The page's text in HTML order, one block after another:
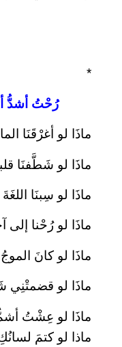
*
رُحْتُ أشدُّ
ماذَا لو أغرْقَنَا
ماذَا لو شَطَّفنَا
ماذَا لو سِبنَا
ماذَا لو رُحْنا
ماذَا لو كانَ
ماذَا لو قضمتْنِي
ماذَا لو عِشْتُ
ماذا لو كتمَ